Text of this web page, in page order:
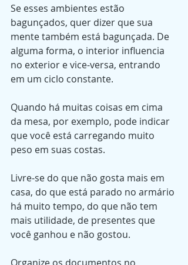
Se esses ambientes estão
bagunçados, quer dizer que sua
mente também está bagunçada. De
alguma forma, o interior influencia
no exterior e vice-versa, entrando
em um ciclo constante.
Quando há muitas coisas em cima
da mesa, por exemplo, pode indicar
que você está carregando muito
peso em suas costas.
Livre-se do que não gosta mais em
casa, do que está parado no armário
há muito tempo, do que não tem
mais utilidade, de presentes que
você ganhou e não gostou.